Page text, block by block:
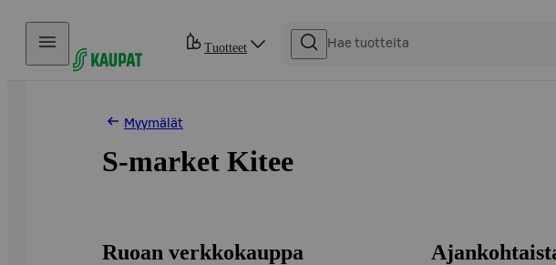
Hyppää sisältöön
Tuotteet
Myymälät
S-market Kitee
Ruoan verkkokauppa